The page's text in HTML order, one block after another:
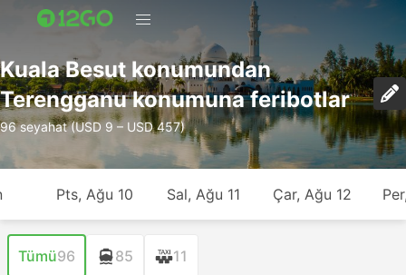
Kuala Besut konumundan
Terengganu konumuna feribotlar
96 seyahat (USD 9 – USD 457)
Pts, Ağu 10 Sal, Ağu 11 Çar, Ağu 12
Tümü96 85 11